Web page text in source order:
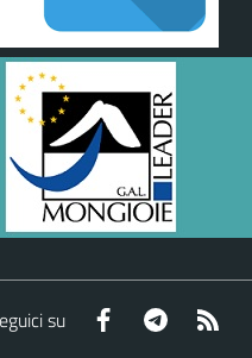
su Facebook Telegram